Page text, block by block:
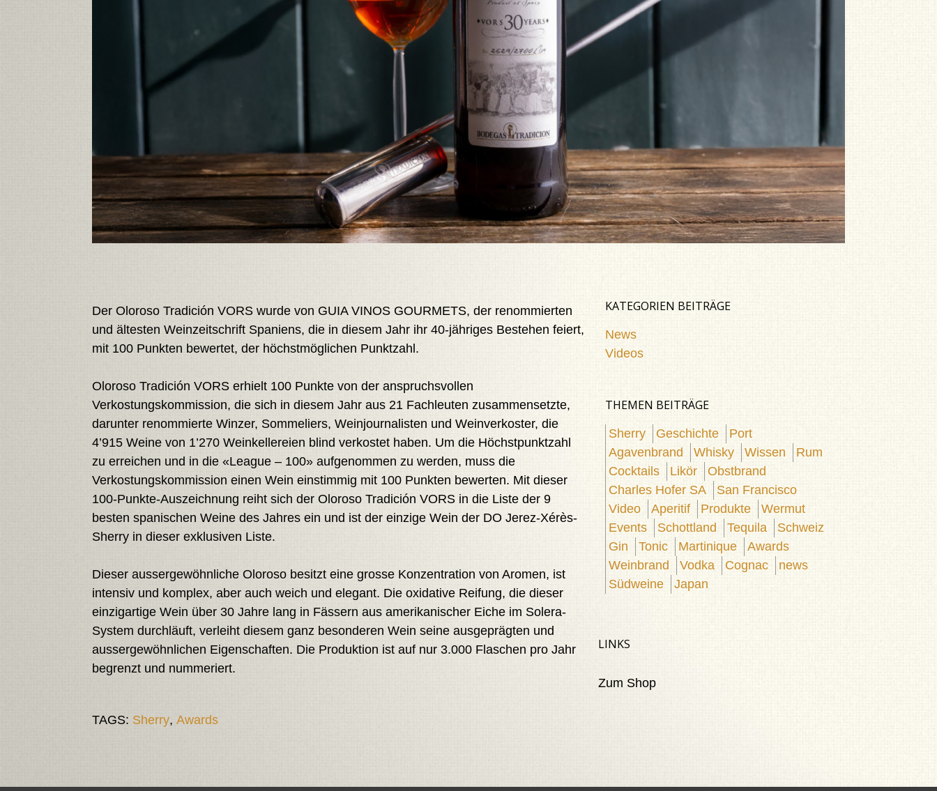
Der Oloroso Tradición VORS wurde von GUIA VINOS GOURMETS, der renommierten
und ältesten Weinzeitschrift Spaniens, die in diesem Jahr ihr 40-jähriges Bestehen feiert,
mit 100 Punkten bewertet, der höchstmöglichen Punktzahl.
Oloroso Tradición VORS erhielt 100 Punkte von der anspruchsvollen
Verkostungskommission, die sich in diesem Jahr aus 21 Fachleuten zusammensetzte,
darunter renommierte Winzer, Sommeliers, Weinjournalisten und Weinverkoster, die
4’915 Weine von 1’270 Weinkellereien blind verkostet haben. Um die Höchstpunktzahl
zu erreichen und in die «League – 100» aufgenommen zu werden, muss die
Verkostungskommission einen Wein einstimmig mit 100 Punkten bewerten. Mit dieser
100-Punkte-Auszeichnung reiht sich der Oloroso Tradición VORS in die Liste der 9
besten spanischen Weine des Jahres ein und ist der einzige Wein der DO Jerez-Xérès-
Sherry in dieser exklusiven Liste.
Dieser aussergewöhnliche Oloroso besitzt eine grosse Konzentration von Aromen, ist
intensiv und komplex, aber auch weich und elegant. Die oxidative Reifung, die dieser
einzigartige Wein über 30 Jahre lang in Fässern aus amerikanischer Eiche im Solera-
System durchläuft, verleiht diesem ganz besonderen Wein seine ausgeprägten und
aussergewöhnlichen Eigenschaften. Die Produktion ist auf nur 3.000 Flaschen pro Jahr
begrenzt und nummeriert.
TAGS: Sherry, Awards
KATEGORIEN BEITRÄGE
News
Videos
THEMEN BEITRÄGE
Sherry Geschichte
Port
Agavenbrand
Whisky Wissen
Rum
Cocktails
Likör
Obstbrand
Charles Hofer SA
San Francisco
Video
Aperitif Produkte
Wermut
Events
Schottland Tequila
Schweiz
Gin
Tonic Martinique
Awards
Weinbrand
Vodka Cognac
news
Südweine
Japan
LINKS
Zum Shop